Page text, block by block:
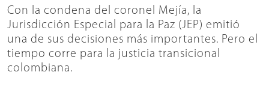
Con la condena del coronel Mejía, la
Jurisdicción Especial para la Paz (JEP) emitió
una de sus decisiones más importantes. Pero el
tiempo corre para la justicia transicional
colombiana.